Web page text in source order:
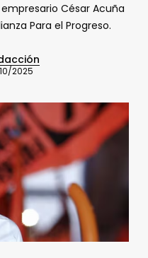
César Acuña
Para el Progreso.
2025